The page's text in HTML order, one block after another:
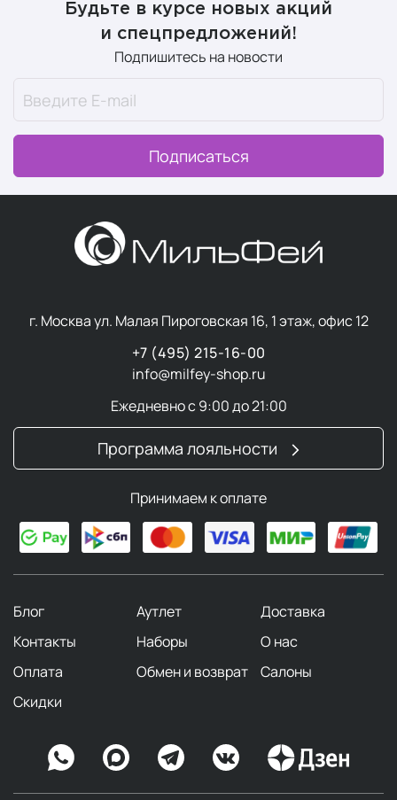
Будьте в курсе новых акций
и спецпредложений!
Подпишитесь на новости
Подписаться
г. Москва ул. Малая Пироговская 16, 1 этаж, офис 12
+7 (495) 215-16-00
info@milfey-shop.ru
Ежедневно с 9:00 до 21:00
Программа лояльности
Принимаем к оплате
Блог Аутлет
Доставка
Контакты
Наборы
О нас
Оплата
Обмен и возврат
Салоны
Скидки